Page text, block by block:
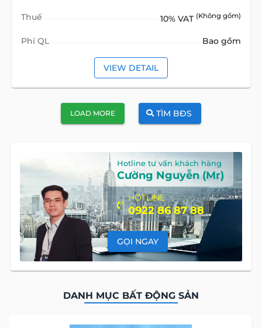
Thuế 10% VAT (Không gồm)
Phí QL Bao gồm
VIEW DETAIL
LOAD MORE TÌM BĐS
Hotline tư vấn khách hàng
Cường Nguyễn (Mr)
HOTLINE
0922 86 87 88
GỌI NGAY
DANH MỤC BẤT ĐỘNG SẢN